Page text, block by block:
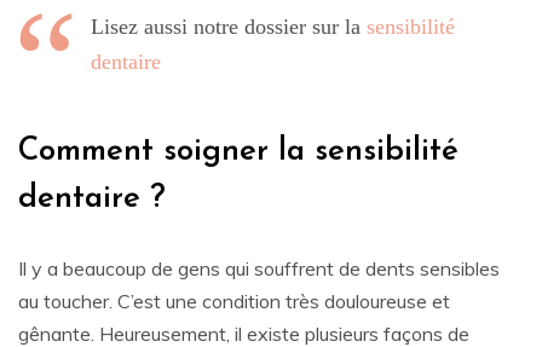
Lisez aussi notre dossier sur la sensibilité
dentaire
Comment soigner la sensibilité
dentaire ?
Il y a beaucoup de gens qui souffrent de dents sensibles
au toucher. C’est une condition très douloureuse et
gênante. Heureusement, il existe plusieurs façons de